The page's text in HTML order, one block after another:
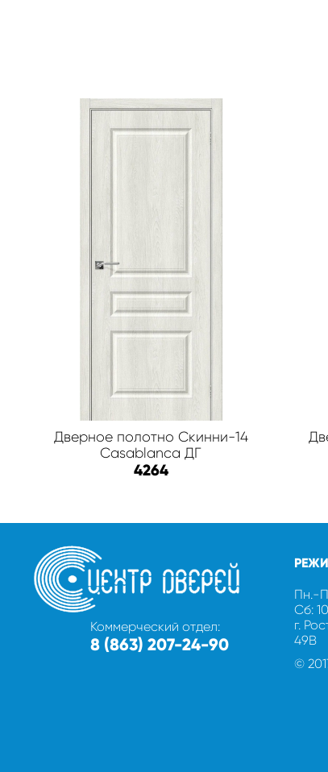
Дверное полотно Скинни-14
Casablanca ДГ
4264
Коммерческий отдел:
8 (863) 207-24-90
Пн.-
Сб:
г.
49В
©